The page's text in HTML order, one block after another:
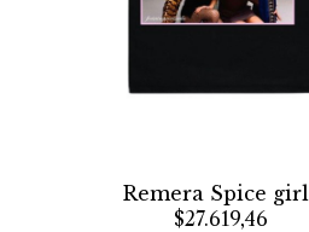
Remera Spice
$27.619,46